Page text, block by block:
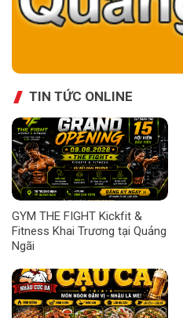
TIN TỨC ONLINE
GYM THE FIGHT Kickfit &
Fitness Khai Trương tại Quảng
Ngãi